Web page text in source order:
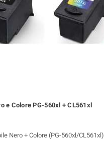
e Colore PG-560xl + CL561xl
Nero + Colore (PG-560xl/CL561xl)